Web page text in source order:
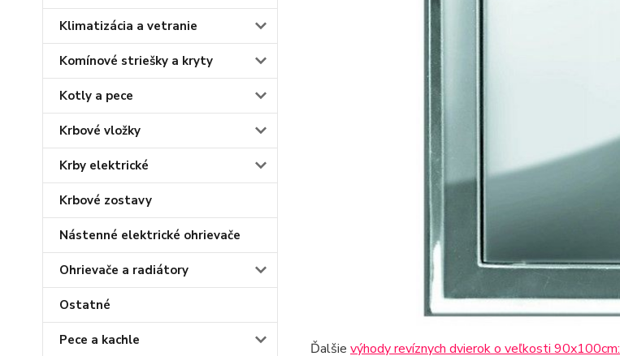
Klimatizácia a vetranie
Komínové striešky a kryty
Kotly a pece
Krbové vložky
Krby elektrické
Krbové zostavy
Nástenné elektrické ohrievače
Ohrievače a radiátory
Ostatné
Pece a kachle
Ďalšie výhody revíznych dvierok o veľkosti 90x100cm: